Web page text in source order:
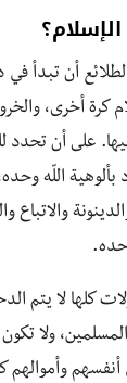
أن تبدأ
كرة أخرى،
على أن تحدد
بألوهية اللّه
كلها لا يتم
ولا تكون
أنفسهم وأموالهم